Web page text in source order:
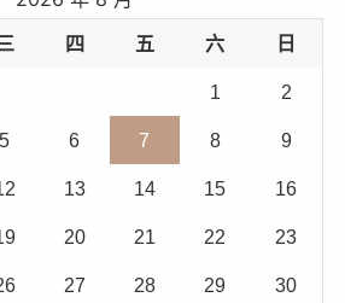
四 五 六 日
1 2
5 6 7 8 9
13 14 15 16
20 21 22 23
27 28 29 30